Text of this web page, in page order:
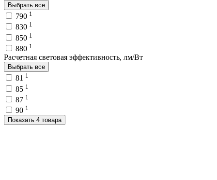
Выбрать все
790 1
830 1
850 1
880 1
Расчетная световая эффективность, лм/Вт
Выбрать все
81 1
85 1
87 1
90 1
Показать 4 товара